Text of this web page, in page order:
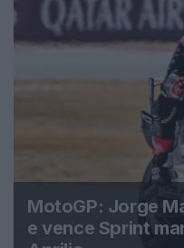
MotoGP: Jorge
e vence Sprint